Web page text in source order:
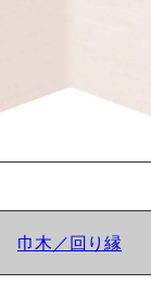
巾木／回り縁